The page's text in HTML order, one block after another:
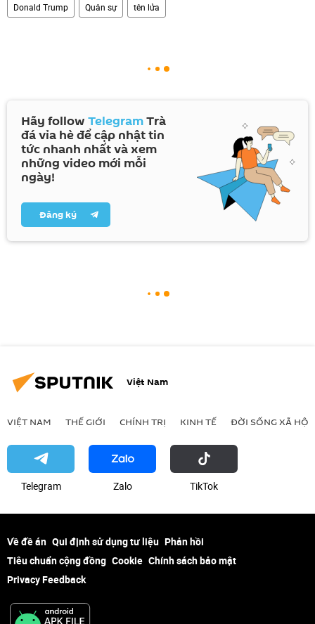
Donald Trump Quân sự tên lửa
Hãy follow TelegramTrà
đá vỉa hè để cập nhật tin
tức nhanh nhất và xem
những video mới mỗi
ngày!
Đăng ký
Việt Nam
VIỆT NAM THẾ GIỚI CHÍNH TRỊ KINH TẾ ĐỜI SỐNG XÃ HỘI
Telegram Zalo ТikТоk
Về đề án Qui định sử dụng tư liệu Phản hồi
Tiêu chuẩn cộng đồng Cookie Chính sách bảo mật
Privacy Feedback